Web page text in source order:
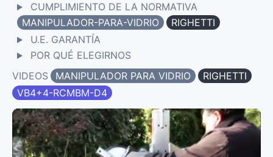
CUMPLIMIENTO DE LA NORMATIVA
MANIPULADOR-PARA-VIDRIO
RIGHETTI
U.E. GARANTÍA
POR QUÉ ELEGIRNOS
VIDEOS
MANIPULADOR PARA VIDRIO
RIGHETTI
VB4+4-RCMBM-D4